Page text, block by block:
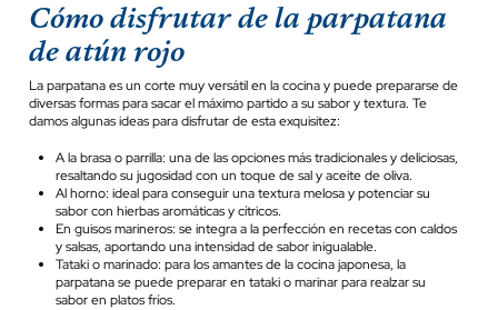
Cómo disfrutar de la parpatana
de atún rojo
La parpatana es un corte muy versátil en la cocina y puede prepararse de
diversas formas para sacar el máximo partido a su sabor y textura. Te
damos algunas ideas para disfrutar de esta exquisitez:
A la brasa o parrilla: una de las opciones más tradicionales y deliciosas,
resaltando su jugosidad con un toque de sal y aceite de oliva.
Al horno: ideal para conseguir una textura melosa y potenciar su
sabor con hierbas aromáticas y cítricos.
En guisos marineros: se integra a la perfección en recetas con caldos
y salsas, aportando una intensidad de sabor inigualable.
Tataki o marinado: para los amantes de la cocina japonesa, la
parpatana se puede preparar en tataki o marinar para realzar su
sabor en platos fríos.